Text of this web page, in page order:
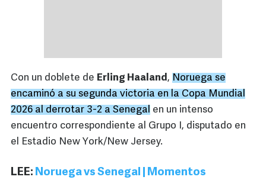
Con un doblete de Erling Haaland, Noruega se
encaminó a su segunda victoria en la Copa Mundial
2026 al derrotar 3-2 a Senegal en un intenso
encuentro correspondiente al Grupo I, disputado en
el Estadio New York/New Jersey.
LEE: Noruega vs Senegal | Momentos